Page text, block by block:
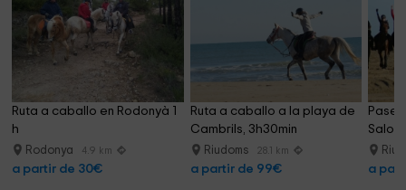
Ruta a caballo en Rodonyà 1
h
Rodonya 4.9 km
a partir de 30€
Ruta a caballo a la playa de
Cambrils, 3h30min
Riudoms 28.1 km
a partir de 99€
Salou
a